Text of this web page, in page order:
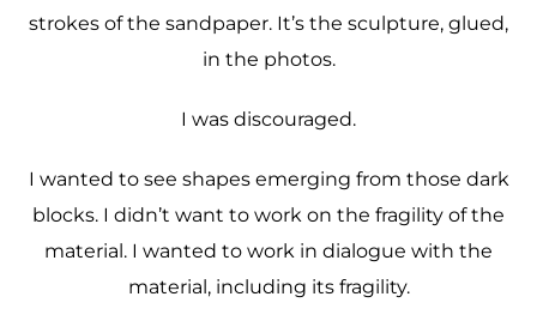
strokes of the sandpaper. It’s the sculpture, glued,
in the photos.
I was discouraged.
I wanted to see shapes emerging from those dark
blocks. I didn’t want to work on the fragility of the
material. I wanted to work in dialogue with the
material, including its fragility.